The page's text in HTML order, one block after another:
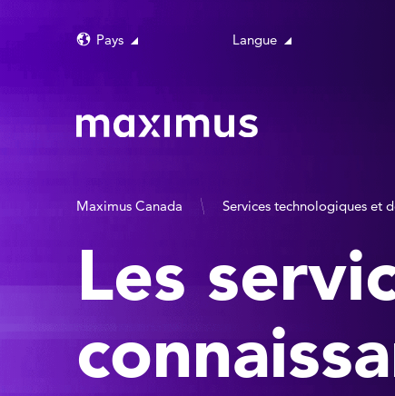
Pays Langue
Maximus Canada Services technologiques et
Les